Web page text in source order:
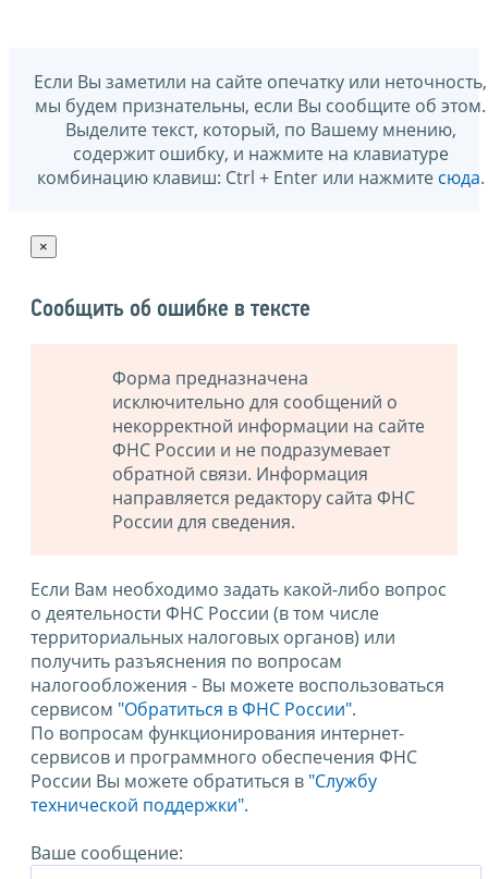
Если Вы заметили на сайте опечатку или неточность,
мы будем признательны, если Вы сообщите об этом.
Выделите текст, который, по Вашему мнению,
содержит ошибку, и нажмите на клавиатуре
комбинацию клавиш: Ctrl + Enter или нажмите сюда.
×
Сообщить об ошибке в тексте
Форма предназначена
исключительно для сообщений о
некорректной информации на сайте
ФНС России и не подразумевает
обратной связи. Информация
направляется редактору сайта ФНС
России для сведения.
Если Вам необходимо задать какой-либо вопрос
о деятельности ФНС России (в том числе
территориальных налоговых органов) или
получить разъяснения по вопросам
налогообложения - Вы можете воспользоваться
сервисом "Обратиться в ФНС России".
По вопросам функционирования интернет-
сервисов и программного обеспечения ФНС
России Вы можете обратиться в "Службу
технической поддержки".
Ваше сообщение: